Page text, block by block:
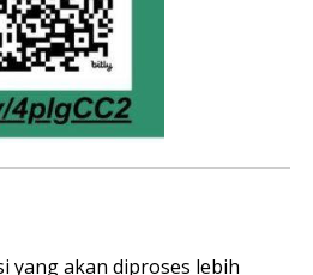
yang akan diproses lebih